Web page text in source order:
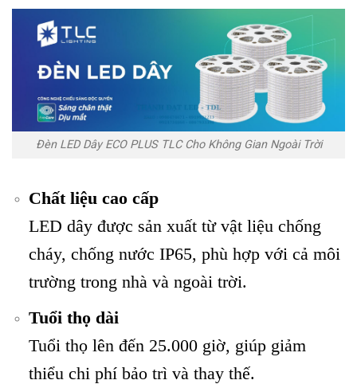
Đèn LED Dây ECO PLUS TLC Cho Không Gian Ngoài Trời
Chất liệu cao cấp
LED dây được sản xuất từ vật liệu chống
cháy, chống nước IP65, phù hợp với cả môi
trường trong nhà và ngoài trời.
Tuổi thọ dài
Tuổi thọ lên đến 25.000 giờ, giúp giảm
thiểu chi phí bảo trì và thay thế.